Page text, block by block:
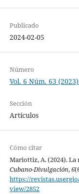
Publicado
2024-02-05
Número
Vol. 6 Núm. 63
Sección
Artículos
Cómo citar
Mariottiz, A. (2024).
Cubano-Divulgación,6
https://
view/2852